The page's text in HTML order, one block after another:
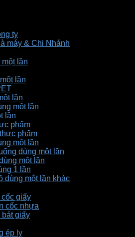
ty
máy & Chi Nhánh
lần
lần
lần
một lần
lần
phẩm
phẩm
một lần
dùng một lần
một lần
1 lần
dùng một lần khác
cốc giấy
cốc nhựa
bát giấy
ép ly